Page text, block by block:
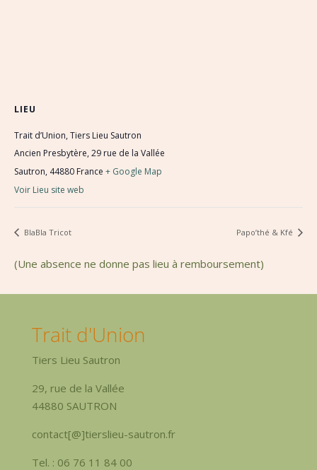
LIEU
Trait d’Union, Tiers Lieu Sautron
Ancien Presbytère, 29 rue de la Vallée
Sautron, 44880 France + Google Map
Voir Lieu site web
BlaBla Tricot Papo’thé & Kfé
(Une absence ne donne pas lieu à remboursement)
Trait d'Union
Tiers Lieu Sautron
29, rue de la Vallée
44880 SAUTRON
contact[@]tierslieu-sautron.fr
Tel. : 06 76 11 84 00